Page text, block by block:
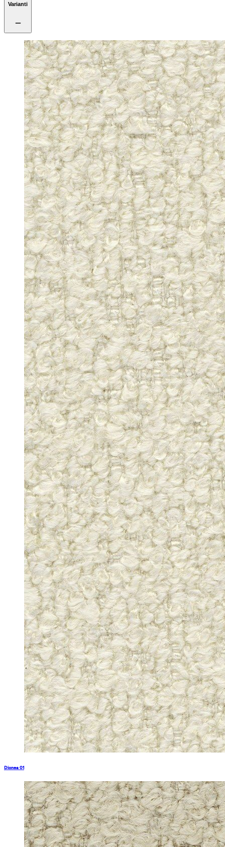
Varianti
Dionea 01